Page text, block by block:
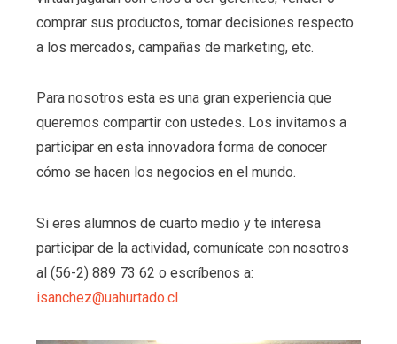
comprar sus productos, tomar decisiones respecto
a los mercados, campañas de marketing, etc.
Para nosotros esta es una gran experiencia que
queremos compartir con ustedes. Los invitamos a
participar en esta innovadora forma de conocer
cómo se hacen los negocios en el mundo.
Si eres alumnos de cuarto medio y te interesa
participar de la actividad, comunícate con nosotros
al (56-2) 889 73 62 o escríbenos a:
isanchez@uahurtado.cl